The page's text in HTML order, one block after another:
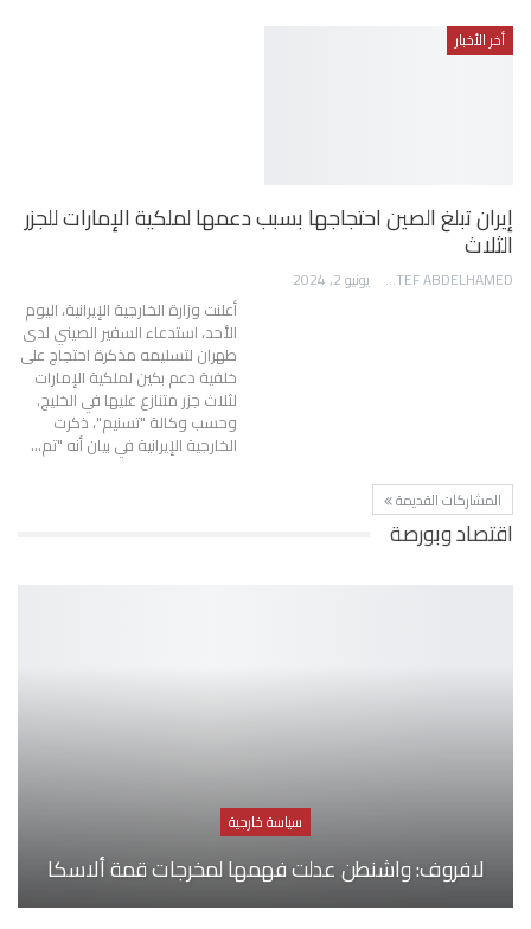
أخر الأخبار
إيران تبلغ الصين احتجاجها بسبب دعمها لملكية الإمارات للجزر
الثلاث
AWATEF ABDELHAMED يونيو 2, 2024
أعلنت وزارة الخارجية الإيرانية، اليوم
الأحد، استدعاء السفير الصيني لدى
طهران لتسليمه مذكرة احتجاج على
خلفية دعم بكين لملكية الإمارات
لثلاث جزر متنازع عليها في الخليج.
وحسب وكالة "تسنيم"، ذكرت
الخارجية الإيرانية في بيان أنه "تم…
المشاركات القديمة
اقتصاد وبورصة
سياسة خارجية
لافروف: واشنطن عدلت فهمها لمخرجات قمة ألاسكا